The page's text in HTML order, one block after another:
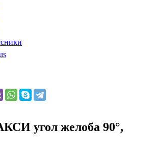
угол желоба 90°,